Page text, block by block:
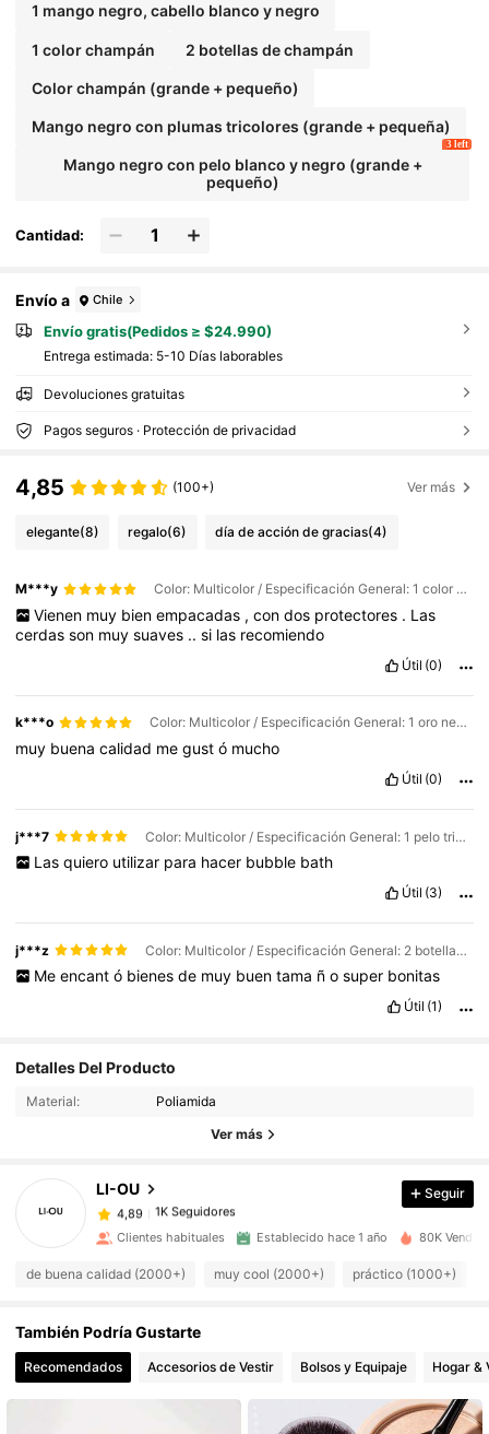
1 mango negro, cabello blanco y negro
1 color champán 2 botellas de champán
Color champán (grande + pequeño)
Mango negro con plumas tricolores (grande + pequeña)
Mango negro con pelo blanco y negro (grande +
pequeño)
3 left
Cantidad:
Envío a Chile
Envío gratis(Pedidos ≥ $24.990)
Entrega estimada: 5-10 Días laborables
Devoluciones gratuitas
Pagos seguros · Protección de privacidad
4,85 (100+) Ver más
elegante(8) regalo(6) día de acción de gracias(4)
M***y Color: Multicolor / Especificación General: 1 color champán
Vienen muy bien empacadas , con dos protectores . Las
cerdasson muysuaves ..si las recomiendo
Útil (0)
k***o Color: Multicolor / Especificación General: 1 oro negro
muy buenacalidad megustó mucho
Útil (0)
j***7 Color: Multicolor / Especificación General: 1 pelo tricolor con mango negro
Las quiero utilizar para hacer bubble bath
Útil (3)
j***z Color: Multicolor / Especificación General: 2 botellas de champán
Me encant ó bienes de muy buen tama ñ o super bonitas
Útil (1)
Detalles Del Producto
Material: Poliamida
Ver más
LI-OU
4,89 1K Seguidores
1K Seguidores
4,89 1K Seguidores
4,89 1K Seguidores
4,89
Seguir
Clientes habituales Establecido hace 1 año 80K
de buena calidad (2000+) muy cool (2000+) práctico (1000+)
También Podría Gustarte
Recomendados Accesorios de Vestir Bolsos y Equipaje Hogar &